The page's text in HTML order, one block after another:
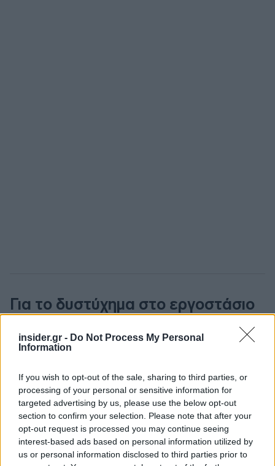
insider.gr - Do Not Process My Personal
Information
If you wish to opt-out of the sale, sharing to third parties, or
processing of your personal or sensitive information for
targeted advertising by us, please use the below opt-out
section to confirm your selection. Please note that after your
opt-out request is processed you may continue seeing
interest-based ads based on personal information utilized by
us or personal information disclosed to third parties prior to
Για το δυστύχημα στο εργοστάσιο
Σδούκου τόνισε ότι πρόκειται για ένα σοκαριστικό
και άδικο γεγονός που δεν έπρεπε να έχει συμβεί.
Υπογράμμισε ότι «η υπόθεση πρέπει να
διερευνηθεί πλήρως και να αποδοθούν ευθύνες
σε όλους όσοι τις φέρουν, είτε πρόκειται για την
επιχείρηση και τον εργοδότη είτε -εφόσον